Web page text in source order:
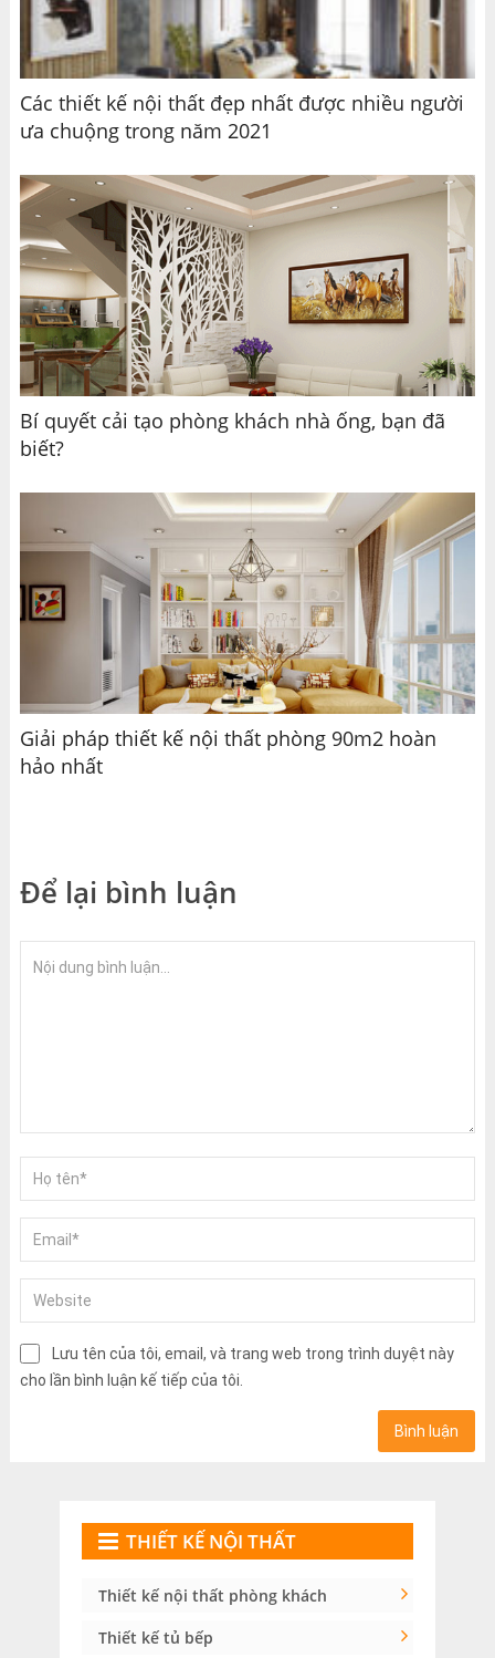
Các thiết kế nội thất đẹp nhất được nhiều người
ưa chuộng trong năm 2021
Bí quyết cải tạo phòng khách nhà ống, bạn đã
biết?
Giải pháp thiết kế nội thất phòng 90m2 hoàn
hảo nhất
Để lại bình luận
Lưu tên của tôi, email, và trang web trong trình duyệt này
cho lần bình luận kế tiếp của tôi.
THIẾT KẾ NỘI THẤT
Thiết kế nội thất phòng khách
Thiết kế tủ bếp